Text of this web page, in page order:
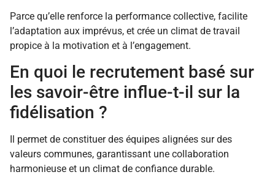
Parce qu’elle renforce la performance collective, facilite
l’adaptation aux imprévus, et crée un climat de travail
propice à la motivation et à l’engagement.
En quoi le recrutement basé sur
les savoir-être influe-t-il sur la
fidélisation ?
Il permet de constituer des équipes alignées sur des
valeurs communes, garantissant une collaboration
harmonieuse et un climat de confiance durable.